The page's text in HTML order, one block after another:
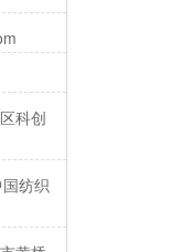
科创
纺织